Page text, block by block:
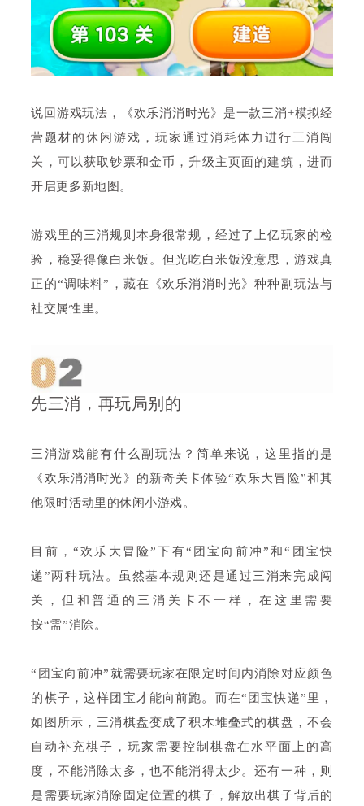
说回游戏玩法，《欢乐消消时光》是一款三消+模拟经
营题材的休闲游戏，玩家通过消耗体力进行三消闯
关，可以获取钞票和金币，升级主页面的建筑，进而
开启更多新地图。
游戏里的三消规则本身很常规，经过了上亿玩家的检
验，稳妥得像白米饭。但光吃白米饭没意思，游戏真
正的“调味料”，藏在《欢乐消消时光》种种副玩法与
社交属性里。
先三消，再玩局别的
三消游戏能有什么副玩法？简单来说，这里指的是
《欢乐消消时光》的新奇关卡体验“欢乐大冒险”和其
他限时活动里的休闲小游戏。
目前，“欢乐大冒险”下有“团宝向前冲”和“团宝快
递”两种玩法。虽然基本规则还是通过三消来完成闯
关，但和普通的三消关卡不一样，在这里需要
按“需”消除。
“团宝向前冲”就需要玩家在限定时间内消除对应颜色
的棋子，这样团宝才能向前跑。而在“团宝快递”里，
如图所示，三消棋盘变成了积木堆叠式的棋盘，不会
自动补充棋子，玩家需要控制棋盘在水平面上的高
度，不能消除太多，也不能消得太少。还有一种，则
是需要玩家消除固定位置的棋子，解放出棋子背后的